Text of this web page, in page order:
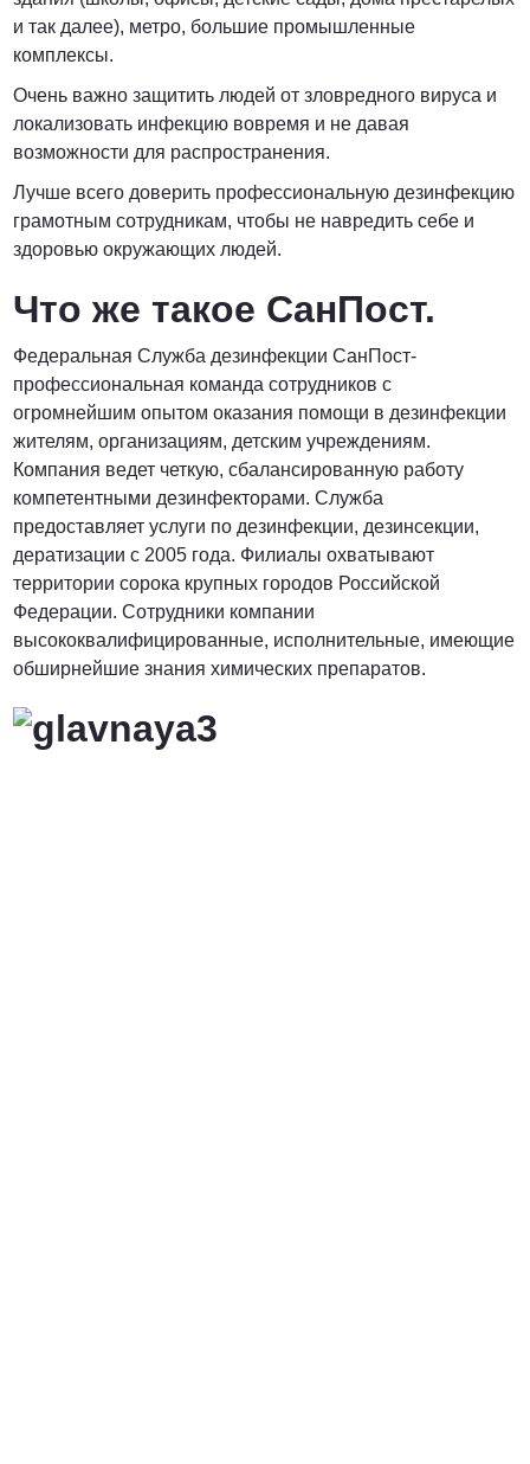
и так далее), метро, большие промышленные
комплексы.
Очень важно защитить людей от зловредного вируса и
локализовать инфекцию вовремя и не давая
возможности для распространения.
Лучше всего доверить профессиональную дезинфекцию
грамотным сотрудникам, чтобы не навредить себе и
здоровью окружающих людей.
Что же такое СанПост.
Федеральная Служба дезинфекции СанПост-
профессиональная команда сотрудников с
огромнейшим опытом оказания помощи в дезинфекции
жителям, организациям, детским учреждениям.
Компания ведет четкую, сбалансированную работу
компетентными дезинфекторами. Служба
предоставляет услуги по дезинфекции, дезинсекции,
дератизации с 2005 года. Филиалы охватывают
территории сорока крупных городов Российской
Федерации. Сотрудники компании
высококвалифицированные, исполнительные, имеющие
обширнейшие знания химических препаратов.